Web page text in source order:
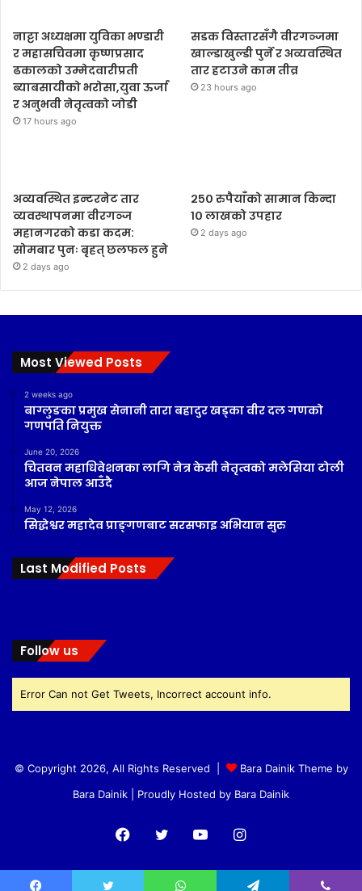
नाट्टा अध्यक्षमा युविका भण्डारी
र महासचिवमा कृष्णप्रसाद
ढकालको उम्मेदवारीप्रती
ब्याबसायीको भरोसा,युवा ऊर्जा
र अनुभवी नेतृत्वको जोडी
17 hours ago
सडक विस्तारसँगै वीरगञ्जमा
खाल्डाखुल्डी पुर्ने र अव्यवस्थित
तार हटाउने काम तीव्र
23 hours ago
अव्यवस्थित इन्टरनेट तार
व्यवस्थापनमा वीरगञ्ज
महानगरको कडा कदम:
सोमबार पुनः बृहत् छलफल हुने
2 days ago
२५० रुपैयाँको सामान किन्दा
१० लाखको उपहार
2 days ago
Most Viewed Posts
2 weeks ago
बाग्लुङका प्रमुख सेनानी तारा बहादुर खड्का वीर दल गणको
गणपति नियुक्त
June 20, 2026
चितवन महाधिवेशनका लागि नेत्र केसी नेतृत्वको मलेसिया टोली
आज नेपाल आउँदै
May 12, 2026
सिद्धेश्वर महादेव प्राङ्गणबाट सरसफाइ अभियान सुरु
Last Modified Posts
Follow us
Error Can not Get Tweets, Incorrect account info.
© Copyright 2026, All Rights Reserved |
Bara Dainik Theme by
Bara Dainik | Proudly Hosted by Bara Dainik
Facebook
Twitter YouTubeInstagram